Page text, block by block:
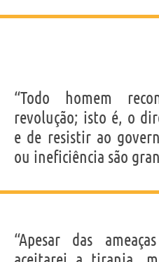
“Todo homem
revolução; isto é, o
e de resistir ao
ou ineficiência são
“Apesar das